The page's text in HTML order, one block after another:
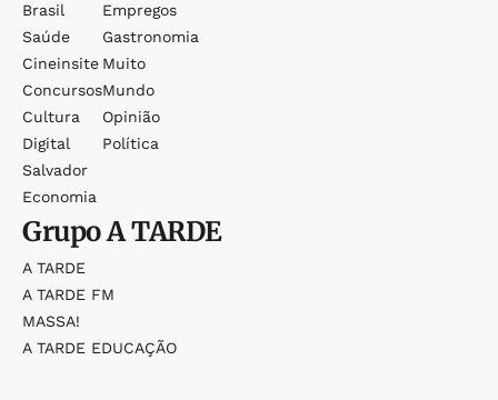
Brasil
Saúde
Cineinsite
Concursos
Cultura
Digital
Salvador
Economia
Empregos
Gastronomia
Muito
Mundo
Opinião
Política
GrupoA TARDE
A TARDE
A TARDE FM
MASSA!
A TARDE EDUCAÇÃO